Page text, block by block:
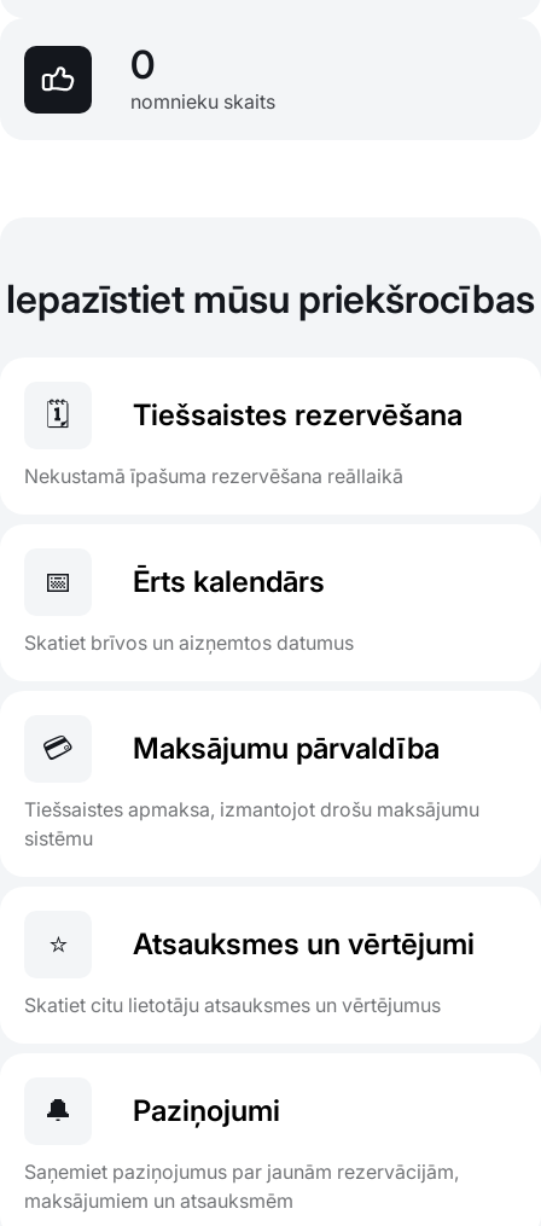
0
nomnieku skaits
Iepazīstiet mūsu priekšrocības
🗓 Tiešsaistes rezervēšana
Nekustamā īpašuma rezervēšana reāllaikā
📅 Ērts kalendārs
Skatiet brīvos un aizņemtos datumus
💳 Maksājumu pārvaldība
Tiešsaistes apmaksa, izmantojot drošu maksājumu
sistēmu
⭐ Atsauksmes un vērtējumi
Skatiet citu lietotāju atsauksmes un vērtējumus
🔔 Paziņojumi
Saņemiet paziņojumus par jaunām rezervācijām,
maksājumiem un atsauksmēm